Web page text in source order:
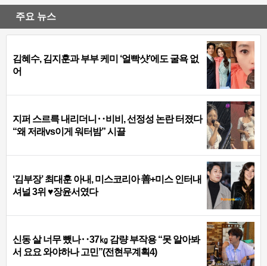
주요 뉴스
김혜수, 김지훈과 부부 케미 ‘얼빡샷’에도 굴욕 없
어
지퍼 스르륵 내리더니‥비비, 선정성 논란 터졌다
“왜 저래vs이게 워터밤” 시끌
‘김부장’ 최대훈 아내, 미스코리아 善+미스 인터내
셔널 3위 ♥장윤서였다
신동 살 너무 뺐나‥37㎏ 감량 부작용 “못 알아봐
서 요요 와야하나 고민”(전현무계획4)